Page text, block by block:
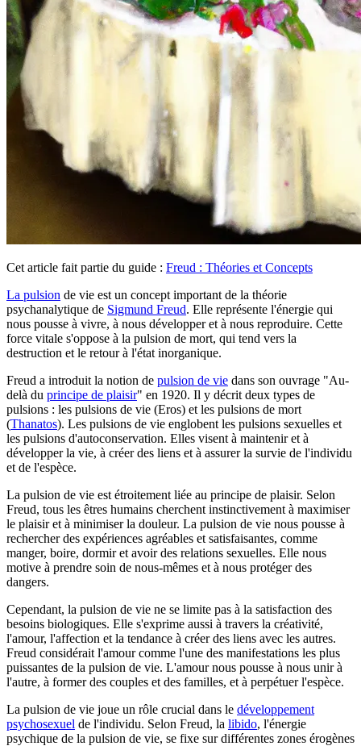
Cet article fait partie du guide : Freud : Théories et Concepts
La pulsion de vie est un concept important de la théorie
psychanalytique de Sigmund Freud. Elle représente l'énergie qui
nous pousse à vivre, à nous développer et à nous reproduire. Cette
force vitale s'oppose à la pulsion de mort, qui tend vers la
destruction et le retour à l'état inorganique.
Freud a introduit la notion de pulsion de vie dans son ouvrage "Au-
delà du principe de plaisir" en 1920. Il y décrit deux types de
pulsions : les pulsions de vie (Eros) et les pulsions de mort
(Thanatos). Les pulsions de vie englobent les pulsions sexuelles et
les pulsions d'autoconservation. Elles visent à maintenir et à
développer la vie, à créer des liens et à assurer la survie de l'individu
et de l'espèce.
La pulsion de vie est étroitement liée au principe de plaisir. Selon
Freud, tous les êtres humains cherchent instinctivement à maximiser
le plaisir et à minimiser la douleur. La pulsion de vie nous pousse à
rechercher des expériences agréables et satisfaisantes, comme
manger, boire, dormir et avoir des relations sexuelles. Elle nous
motive à prendre soin de nous-mêmes et à nous protéger des
dangers.
Cependant, la pulsion de vie ne se limite pas à la satisfaction des
besoins biologiques. Elle s'exprime aussi à travers la créativité,
l'amour, l'affection et la tendance à créer des liens avec les autres.
Freud considérait l'amour comme l'une des manifestations les plus
puissantes de la pulsion de vie. L'amour nous pousse à nous unir à
l'autre, à former des couples et des familles, et à perpétuer l'espèce.
La pulsion de vie joue un rôle crucial dans le développement
psychosexuel de l'individu. Selon Freud, la libido, l'énergie
psychique de la pulsion de vie, se fixe sur différentes zones érogènes